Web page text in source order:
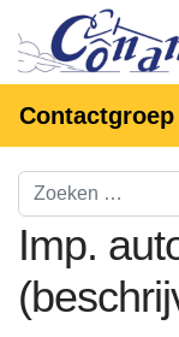
Imp.